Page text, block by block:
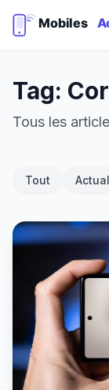
Tag:
Tous les
Tout